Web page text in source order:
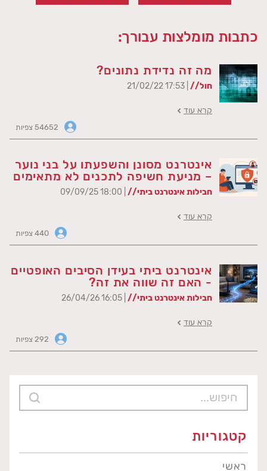
כתבות מומלצות עבורך:
מה זה נדידת נתונים?
חול//
קרא עוד
אינטרנט מסונן והשפעתו על בני נוער
– מניעת חשיפה לתכנים לא מתאימים
חבילות אינטרנט ביתי//
קרא עוד
אינטרנט ביתי בעידן הסיבים האופטיים
- האם זה שווה את זה?
חבילות אינטרנט ביתי//
קרא עוד
קטגוריות
ראשי